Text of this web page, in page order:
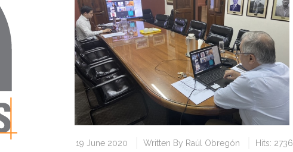
19 June 2020 Written By Raúl Obregón Hits: 2736